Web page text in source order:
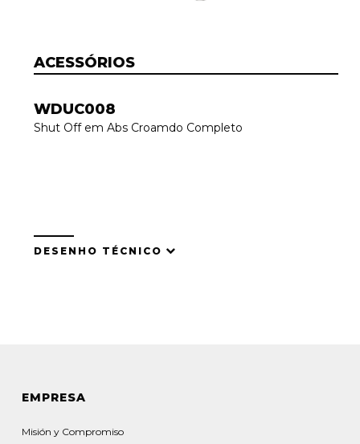
ACESSÓRIOS
WDUC008
Shut Off em Abs Croamdo Completo
DESENHO TÉCNICO
EMPRESA
Misión y Compromiso